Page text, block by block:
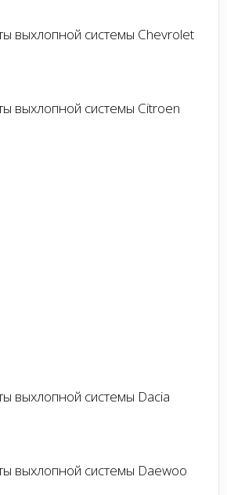
выхлопной системы Chevrolet
выхлопной системы Citroen
выхлопной системы Dacia
выхлопной системы Daewoo